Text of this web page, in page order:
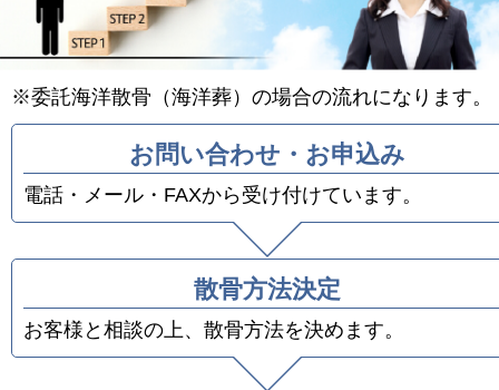
※委託海洋散骨（海洋葬）の場合の流れになります。
お問い合わせ・お申込み
電話・メール・FAXから受け付けています。
散骨方法決定
お客様と相談の上、散骨方法を決めます。